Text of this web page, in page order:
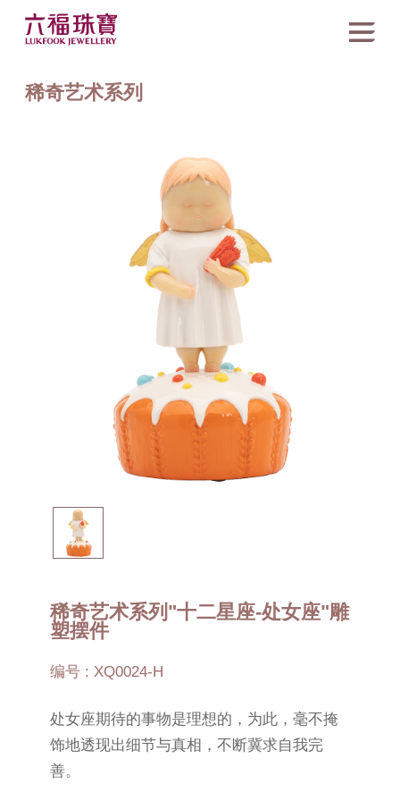
稀奇艺术系列
稀奇艺术系列"十二星座-处女座"雕
塑摆件
编号 : XQ0024-H
处女座期待的事物是理想的，为此，毫不掩
饰地透现出细节与真相，不断冀求自我完
善。